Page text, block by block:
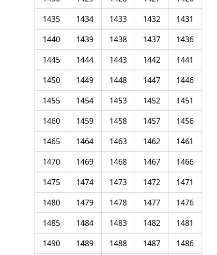
1431
1432
1433
1434
1435
1436
1437
1438
1439
1440
1441
1442
1443
1444
1445
1446
1447
1448
1449
1450
1451
1452
1453
1454
1455
1456
1457
1458
1459
1460
1461
1462
1463
1464
1465
1466
1467
1468
1469
1470
1471
1472
1473
1474
1475
1476
1477
1478
1479
1480
1481
1482
1483
1484
1485
1486
1487
1488
1489
1490